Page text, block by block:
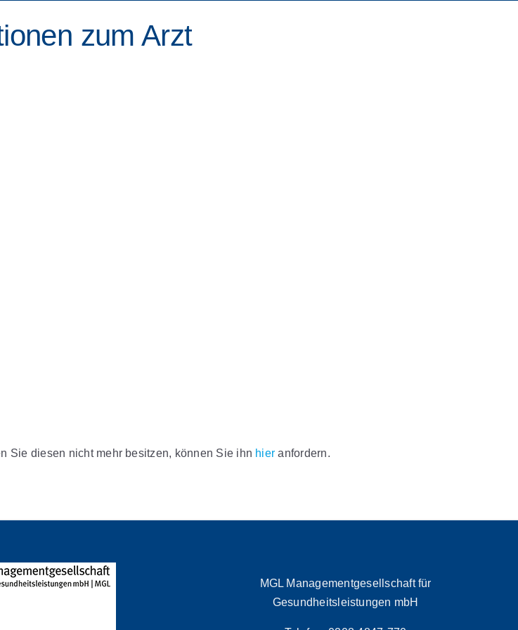
zum Arzt
Sie diesen nicht mehr besitzen, können Sie ihn hier anfordern.
MGL Managementgesellschaft für
Gesundheitsleistungen mbH